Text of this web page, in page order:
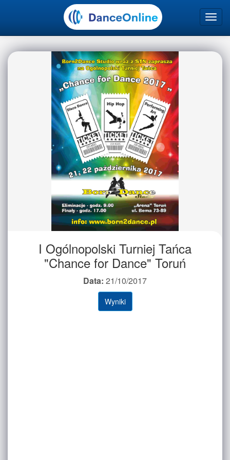
I Ogólnopolski Turniej Tańca
"Chance for Dance" Toruń
Data: 21/10/2017
Wyniki